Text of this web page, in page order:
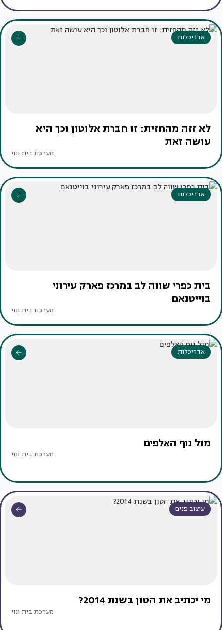
אדריכלות
לא זזה מהחזית: זו חברת אלוטון וכך היא
עושה זאת
מערכת בית ונוי
אדריכלות
בית כפרי שווה לב במרכז פארק עירוני
בוייטנאם
מערכת בית ונוי
אדריכלות
מול נוף האלפים
מערכת בית ונוי
עיצוב פנים
מי יכתיב את הטון בשנת 2014?
מערכת בית ונוי